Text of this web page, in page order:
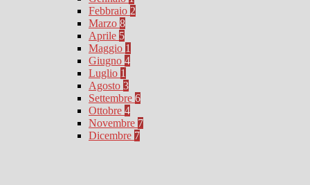
Febbraio 2
Marzo 8
Aprile 5
Maggio 1
Giugno 4
Luglio 1
Agosto 3
Settembre 6
Ottobre 4
Novembre 7
Dicembre 7